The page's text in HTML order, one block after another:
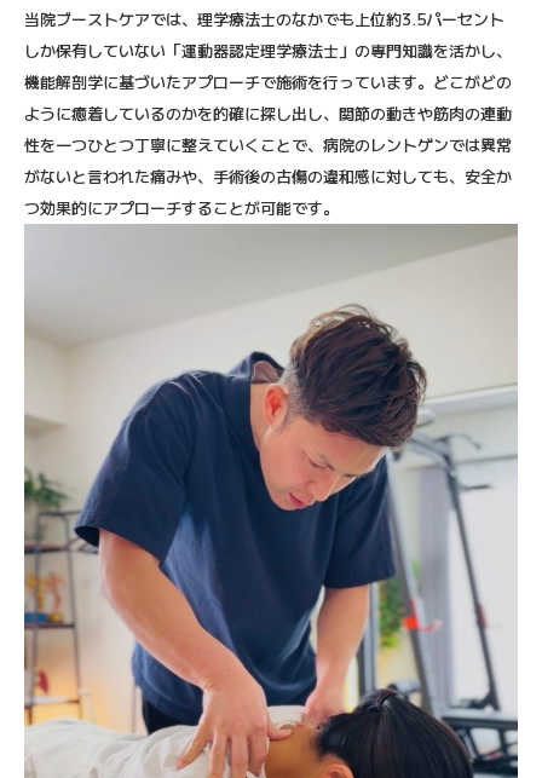
当院ブーストケアでは、理学療法士のなかでも上位約3.5パーセント
しか保有していない「運動器認定理学療法士」の専門知識を活かし、
機能解剖学に基づいたアプローチで施術を行っています。どこがどの
ように癒着しているのかを的確に探し出し、関節の動きや筋肉の連動
性を一つひとつ丁寧に整えていくことで、病院のレントゲンでは異常
がないと言われた痛みや、手術後の古傷の違和感に対しても、安全か
つ効果的にアプローチすることが可能です。